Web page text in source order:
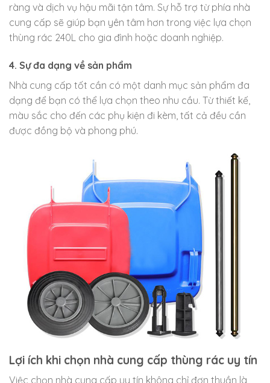
ràng và dịch vụ hậu mãi tận tâm. Sự hỗ trợ từ phía nhà
cung cấp sẽ giúp bạn yên tâm hơn trong việc lựa chọn
thùng rác 240L cho gia đình hoặc doanh nghiệp.
4. Sự đa dạng về sản phẩm
Nhà cung cấp tốt cần có một danh mục sản phẩm đa
dạng để bạn có thể lựa chọn theo nhu cầu. Từ thiết kế,
màu sắc cho đến các phụ kiện đi kèm, tất cả đều cần
được đồng bộ và phong phú.
Lợi ích khi chọn nhà cung cấp thùng rác uy tín
Việc chọn nhà cung cấp uy tín không chỉ đơn thuần là